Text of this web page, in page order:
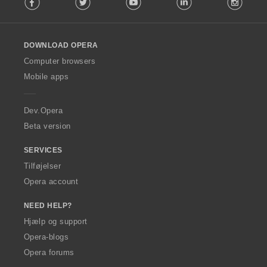
w
O
p
a
DOWNLOAD OPERA
Computer browsers
Mobile apps
Dev.Opera
Beta version
SERVICES
Tilføjelser
Opera account
NEED HELP?
Hjælp og support
Opera-blogs
Opera forums